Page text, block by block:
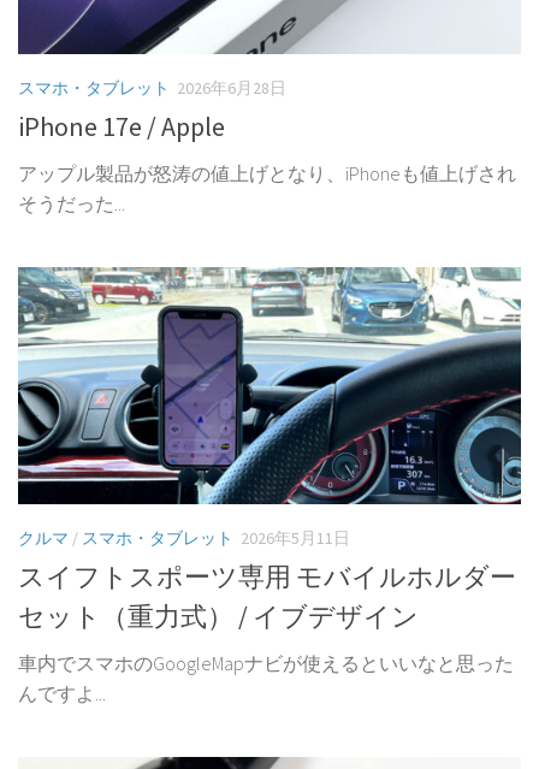
スマホ・タブレット 2026年6月28日
iPhone 17e / Apple
アップル製品が怒涛の値上げとなり、iPhoneも値上げされ
そうだった...
クルマ / スマホ・タブレット 2026年5月11日
スイフトスポーツ専用 モバイルホルダー
セット（重力式） / イブデザイン
車内でスマホのGoogleMapナビが使えるといいなと思った
んですよ...